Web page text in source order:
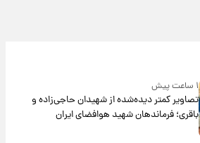
۱ ساعت پیش
تصاویر کمتر دیده‌شده از شهیدان حاجی‌زاده و
باقری؛ فرماندهان شهید هوافضای ایران